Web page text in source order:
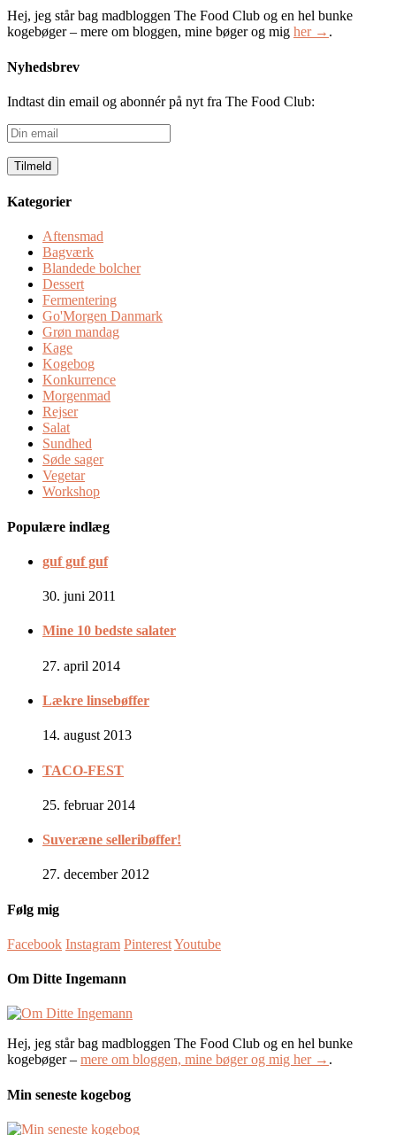
Hej, jeg står bag madbloggen The Food Club og en hel bunke
kogebøger – mere om bloggen, mine bøger og mig her → .
Nyhedsbrev
Indtast din email og abonnér på nyt fra The Food Club:
Din
email
Kategorier
Aftensmad
Bagværk
Blandede bolcher
Dessert
Fermentering
Go'Morgen Danmark
Grøn mandag
Kage
Kogebog
Konkurrence
Morgenmad
Rejser
Salat
Sundhed
Søde sager
Vegetar
Workshop
Populære indlæg
guf guf guf
30. juni 2011
Mine 10 bedste salater
27. april 2014
Lækre linsebøffer
14. august 2013
TACO-FEST
25. februar 2014
Suveræne selleribøffer!
27. december 2012
Følg mig
Facebook Instagram PinterestYoutube
Om Ditte Ingemann
Hej, jeg står bag madbloggen The Food Club og en hel bunke
kogebøger – mere om bloggen, mine bøger og mig her → .
Min seneste kogebog